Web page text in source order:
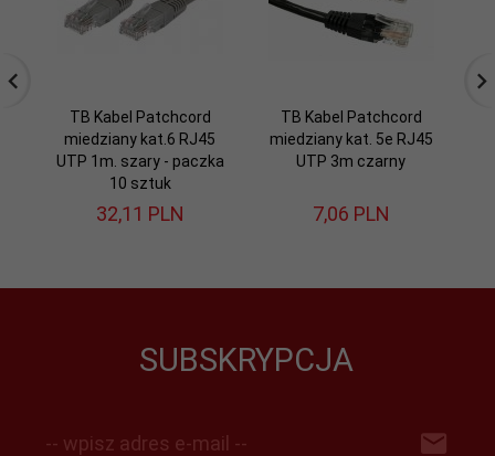
TB Kabel Patchcord
miedziany kat.6 RJ45
UTP 1m. szary - paczka
10 sztuk
32,11 PLN
TB Kabel Patchcord
miedziany kat. 5e RJ45
UTP 3m czarny
7,06 PLN
SUBSKRYPCJA
-- wpisz adres e-mail --